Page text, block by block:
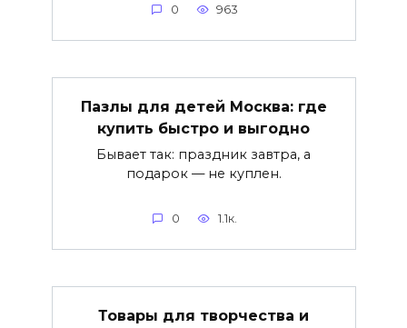
0 963
Пазлы для детей Москва: где
купить быстро и выгодно
Бывает так: праздник завтра, а
подарок — не куплен.
0 1.1к.
Товары для творчества и